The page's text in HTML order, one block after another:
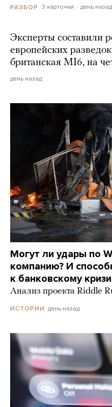
РАЗБОР 3 карточки день назад
Эксперты составили
европейских
британская MI6, на
день назад
Могут ли удары по
компанию? И
к банковскому
Анализ проекта Riddle
ИСТОРИИ день назад